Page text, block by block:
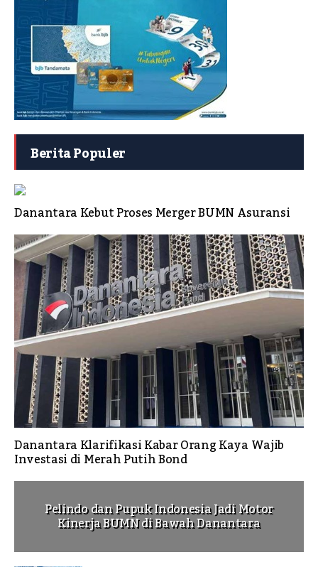
Berita Populer
Danantara Kebut Proses Merger BUMN Asuransi
Danantara Klarifikasi Kabar Orang Kaya Wajib
Investasi di Merah Putih Bond
Pelindo dan Pupuk Indonesia Jadi Motor
Kinerja BUMN di Bawah Danantara